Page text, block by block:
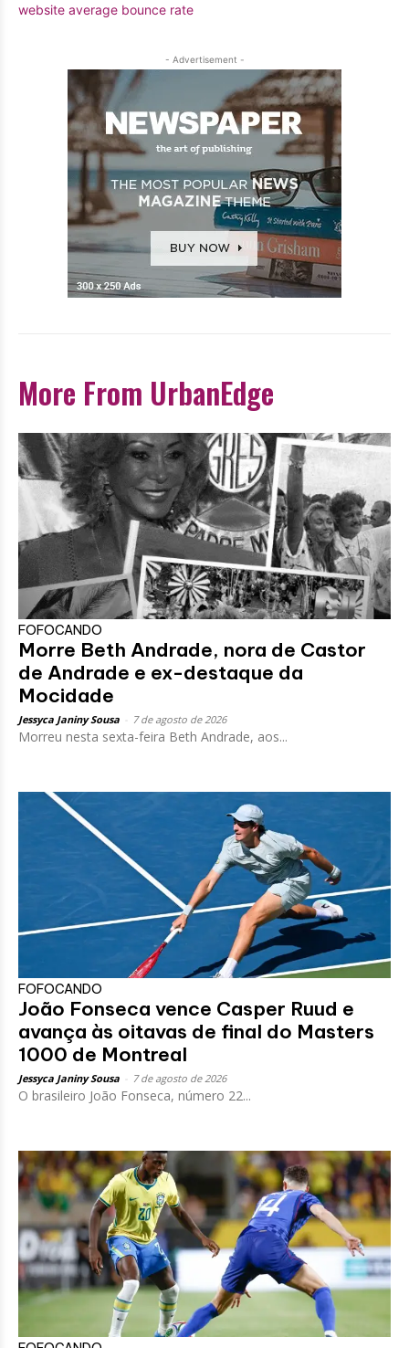
website average bounce rate
- Advertisement -
More From UrbanEdge
FOFOCANDO
Morre Beth Andrade, nora de Castor
de Andrade e ex-destaque da
Mocidade
Jessyca Janiny Sousa 7 de agosto de 2026
Morreu nesta sexta-feira Beth Andrade, aos...
FOFOCANDO
João Fonseca vence Casper Ruud e
avança às oitavas de final do Masters
1000 de Montreal
Jessyca Janiny Sousa 7 de agosto de 2026
O brasileiro João Fonseca, número 22...